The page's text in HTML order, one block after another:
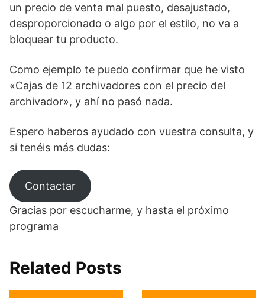
un precio de venta mal puesto, desajustado,
desproporcionado o algo por el estilo, no va a
bloquear tu producto.
Como ejemplo te puedo confirmar que he visto
«Cajas de 12 archivadores con el precio del
archivador», y ahí no pasó nada.
Espero haberos ayudado con vuestra consulta, y
si tenéis más dudas:
Contactar
Gracias por escucharme, y hasta el próximo
programa
Related Posts